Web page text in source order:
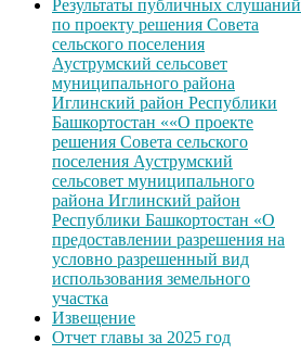
Результаты публичных слушаний
по проекту решения Совета
сельского поселения
Ауструмский сельсовет
муниципального района
Иглинский район Республики
Башкортостан ««О проекте
решения Совета сельского
поселения Ауструмский
сельсовет муниципального
района Иглинский район
Республики Башкортостан «О
предоставлении разрешения на
условно разрешенный вид
использования земельного
участка
Извещение
Отчет главы за 2025 год